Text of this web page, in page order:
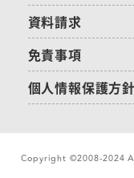
資料請求
免責事項
個人情報保護方針
Copyright ©2008-2024